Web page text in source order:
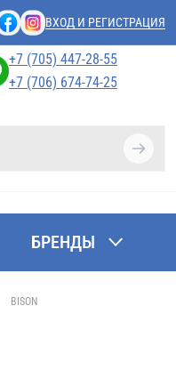
ВХОД И РЕГИСТРАЦИЯ
+7 (705) 447-28-55
+7 (706) 674-74-25
БРЕНДЫ
BISON